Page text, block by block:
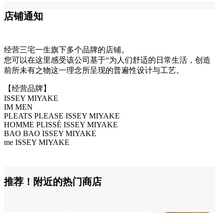
店铺通知
经营三宅一生旗下多个品牌的店铺。
您可以在这里感受该公司基于“为人们舒适的日常生活，创造
前所未有之物这一理念所呈现的普遍性设计与工艺。
【经营品牌】
ISSEY MIYAKE
IM MEN
PLEATS PLEASE ISSEY MIYAKE
HOMME PLISSÉ ISSEY MIYAKE
BAO BAO ISSEY MIYAKE
me ISSEY MIYAKE
推荐！附近的热门商店